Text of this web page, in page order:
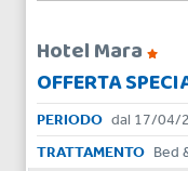
Hotel Mara
OFFERTA
PERIODO dal 17/04/
TRATTAMENTO Bed